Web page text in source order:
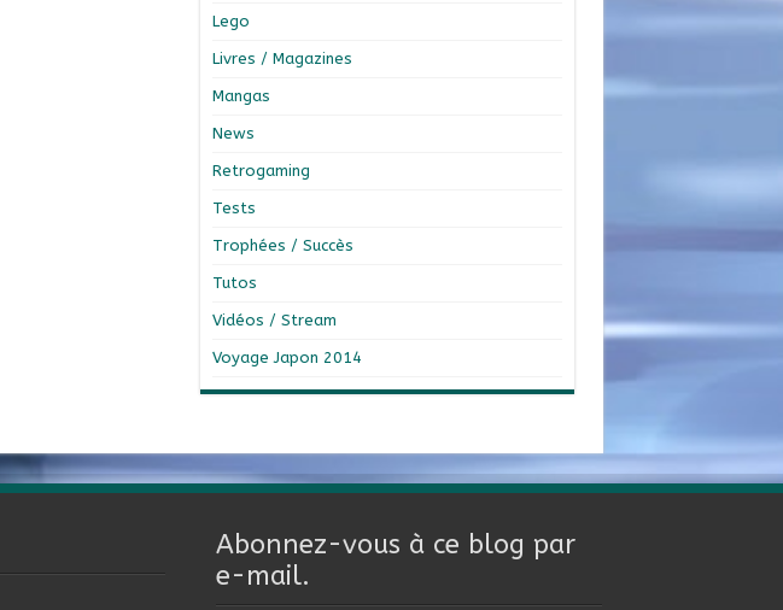
Lego
Livres / Magazines
Mangas
News
Retrogaming
Tests
Trophées / Succès
Tutos
Vidéos / Stream
Voyage Japon 2014
Abonnez-vous à ce blog par
e-mail.